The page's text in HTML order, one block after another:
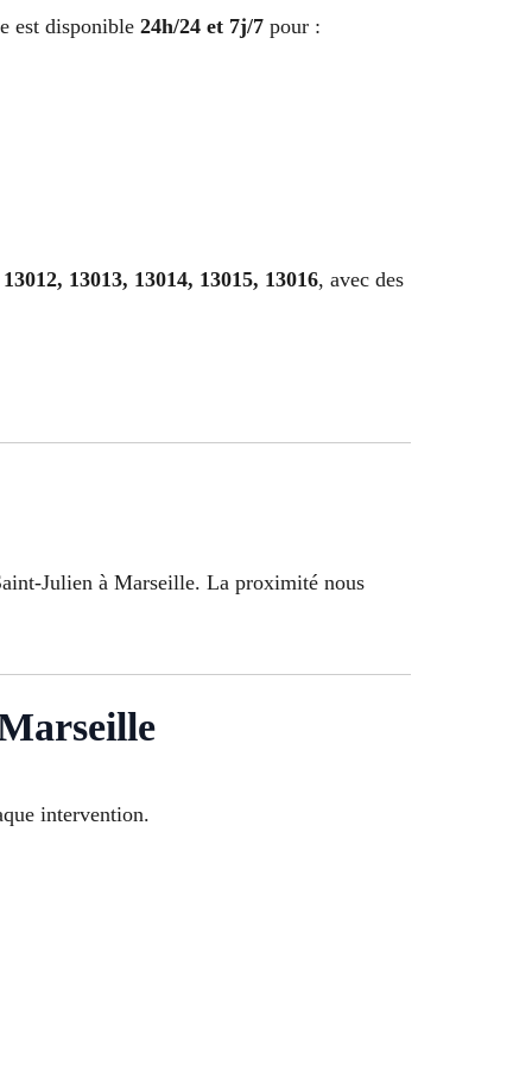
est disponible 24h/24 et 7j/7 pour :
13013, 13014, 13015, 13016, avec des
Julien à Marseille. La proximité nous
intervention.